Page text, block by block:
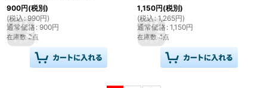
900円(税別)
(税込: 990円)
通常価格: 900円
在庫数 2点
1,150円(税別)
(税込: 1,265円)
通常価格: 1,150円
在庫数 4点